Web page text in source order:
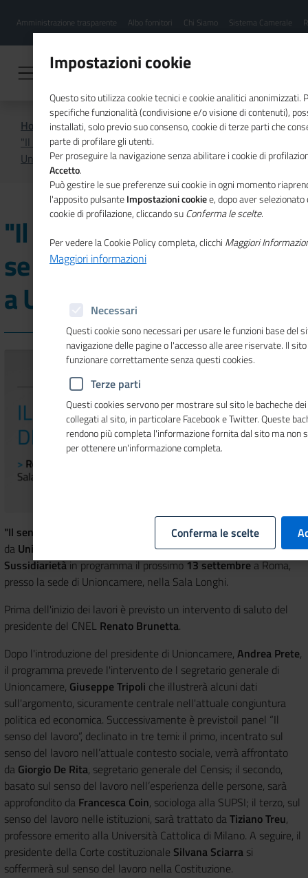
contenuto
Menu
hamburgher
Amministrazione trasparente Albo fornitori Chi Siamo Sistema Camerale
Home
Focus On
"Il senso del lavoro oggi": se ne parla il 13 settembre a
Unioncamere
"Il senso del lavoro oggi":
se ne parla il 13 settembre
a Unioncamere
"Il senso del lavoro oggi"
è il titolo del convegno promosso
da Unioncamere
Fondazione per la
Sussidiarietàin programma il prossimo13 settembrea Roma,
presso la sede di Unioncamere, nella Sala Longhi.
Prima dell'inizio dei lavori è previsto un intervento di saluto del
presidente del CNEL Renato Brunetta.
Dopo l'introduzione del presidente di Unioncamere, Andrea Prete,
il programma prevede l'intervento de l segretario generale di
Unioncamere, Giuseppe Tripoli che illustrerà alcuni dati
sull'argomento, sicuramente centrale nell'attuale congiuntura
politica ed economica. Successivamente è previstoil panel “Il
senso del lavoro”, declinato in tre temi: il primo, incentrato sul
senso del lavoro nell’attuale contesto sociale, verrà affrontato
da Giorgio De Rita, segretario generale del Censis; il secondo,
basato sul senso del lavoro nell’esperienza delle persone, sarà
approfondito da Francesca Coin, sociologa alla SUPSI; il terzo, sul
senso del lavoro nelle istituzioni, sarà trattato daTiziano Treu,
professore emerito alla Università Cattolica di Milano. A seguire, il
presidente della Corte costituzionale Silvana Sciarra si
soffermerà sul senso del lavoro nella Costituzione.
Impostazioni cookie
Questo sito utilizza cookie tecnici e cookie analitici anonimizzati.
specifiche funzionalità (condivisione e/o visione di contenuti),
installati, solo previo suo consenso, cookie di terze parti che
parte di profilare gli utenti.
Per proseguire la navigazione senza abilitare i cookie di
Accetto.
Può gestire le sue preferenze sui cookie in ogni momento
l'apposito pulsanteImpostazioni cookiee, dopo aver
cookie di profilazione, cliccando suConferma le scelte.
Per vedere la Cookie Policy completa, clicchi Maggiori
Maggiori informazioni
Necessari
Questi cookie sono necessari per usare le funzioni base del
navigazione delle pagine o l'accesso alle aree riservate. Il
funzionare correttamente senza questi cookies.
Terze parti
Questi cookies servono per mostrare sul sito le bacheche
collegati al sito, in particolare Facebook e Twitter. Queste
rendono più completa l'informazione fornita dal sito ma non
per ottenere un'informazione completa.
Conferma le scelte